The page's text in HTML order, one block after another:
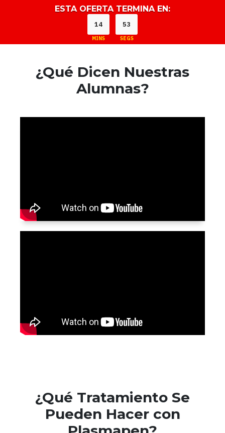
ESTA OFERTA TERMINA EN:
14
MINS
51
SEGS
¿Qué Dicen Nuestras
Alumnas?
¿Qué Tratamiento Se
Pueden Hacer con